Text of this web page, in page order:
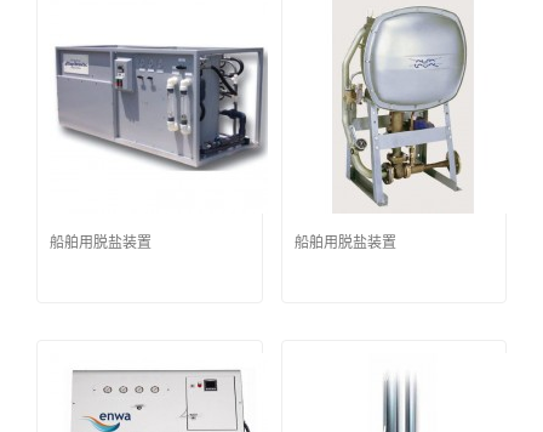
船舶用脱盐装置 船舶用脱盐装置